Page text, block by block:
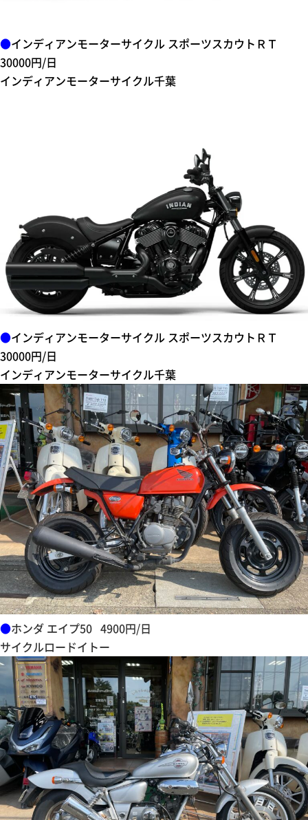
インバウンドへの対応
●インディアンモーターサイクル スポーツスカウトＲＴ
30000円/日
インディアンモーターサイクル千葉
●インディアンモーターサイクル スポーツスカウトＲＴ
30000円/日
インディアンモーターサイクル千葉
●ホンダ エイプ50 4900円/日
サイクルロードイトー